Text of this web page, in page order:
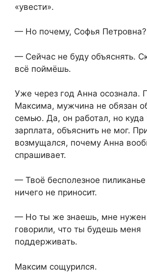
«увести».
— Но почему, Софья Петровна?
— Сейчас не буду объяснять.
всё поймёшь.
Уже через год Анна осознала.
Максима, мужчина не обязан
семью. Да, он работал, но куда
зарплата, объяснить не мог.
возмущался, почему Анна
спрашивает.
— Твоё бесполезное
ничего не приносит.
— Но ты же знаешь, мне
говорили, что ты будешь меня
поддерживать.
Максим сощурился.